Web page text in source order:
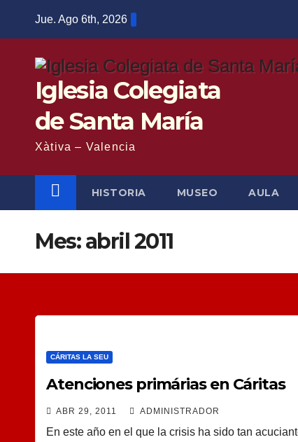
Jue. Ago 6th, 2026
Iglesia Colegiata
de Santa María
Xàtiva – Valencia
HISTORIA MUSEO AULA
Mes:abril 2011
CÁRITAS LA SEU
Atenciones primárias en Cáritas
ABR 29, 2011 ADMINISTRADOR
En este año en el que la crisis ha sido tan